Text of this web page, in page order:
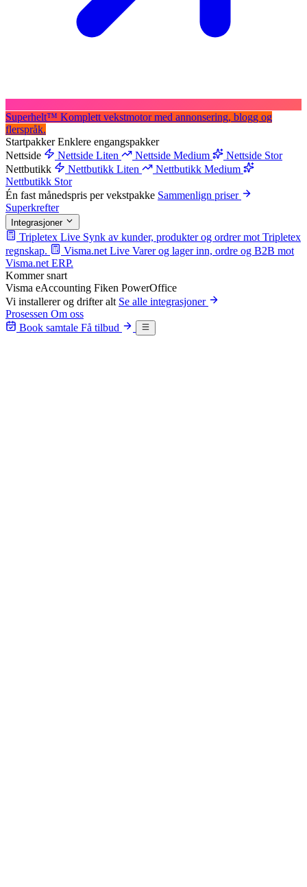
Superhelt™ Komplett vekstmotor med annonsering, blogg og
flerspråk.
StartpakkerEnklere engangspakker
Nettside
Nettside Liten Nettside Medium
Nettside Stor
Nettbutikk
Nettbutikk Liten
Nettbutikk Medium
Nettbutikk Stor
Én fast månedspris per vekstpakke Sammenlign priser
Superkrefter
Integrasjoner
Tripletex Live Synk av kunder, produkter og ordrer mot Tripletex
regnskap.
Visma.net Live Varer og lager inn, ordre og B2B mot
Visma.net ERP.
Kommer snart
Visma eAccounting Fiken PowerOffice
Vi installerer og drifter alt Se alle integrasjoner
Prosessen Om oss
Book samtale Få tilbud